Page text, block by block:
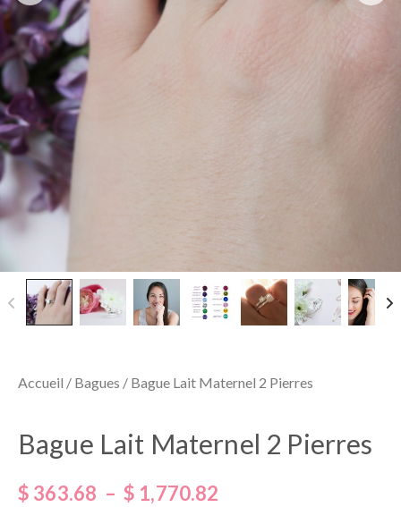
Accueil / Bagues / Bague Lait Maternel 2 Pierres
Bague Lait Maternel 2 Pierres
$ 363.68 – $ 1,770.82